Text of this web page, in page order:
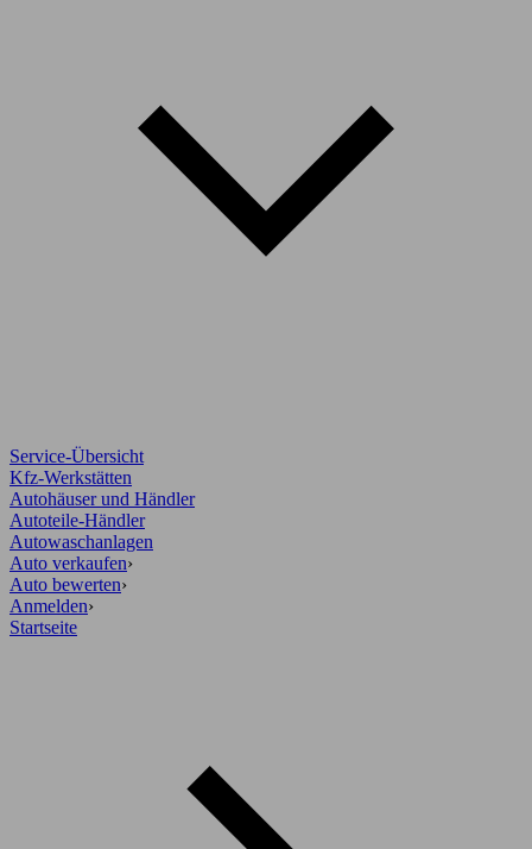
Service-Übersicht
Kfz-Werkstätten
Autohäuser und Händler
Autoteile-Händler
Autowaschanlagen
Auto verkaufen›
Auto bewerten›
Anmelden›
Startseite